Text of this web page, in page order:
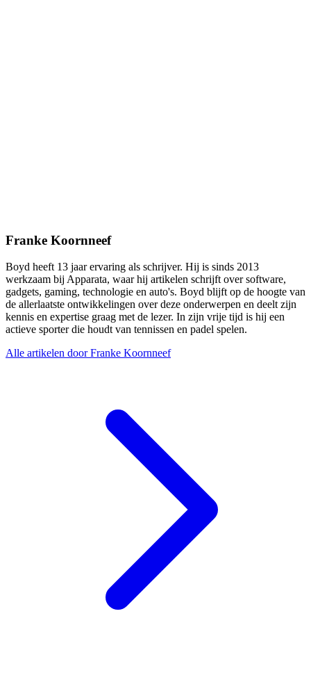
Franke Koornneef
Boyd heeft 13 jaar ervaring als schrijver. Hij is sinds 2013
werkzaam bij Apparata, waar hij artikelen schrijft over software,
gadgets, gaming, technologie en auto's. Boyd blijft op de hoogte van
de allerlaatste ontwikkelingen over deze onderwerpen en deelt zijn
kennis en expertise graag met de lezer. In zijn vrije tijd is hij een
actieve sporter die houdt van tennissen en padel spelen.
Alle artikelen door Franke Koornneef